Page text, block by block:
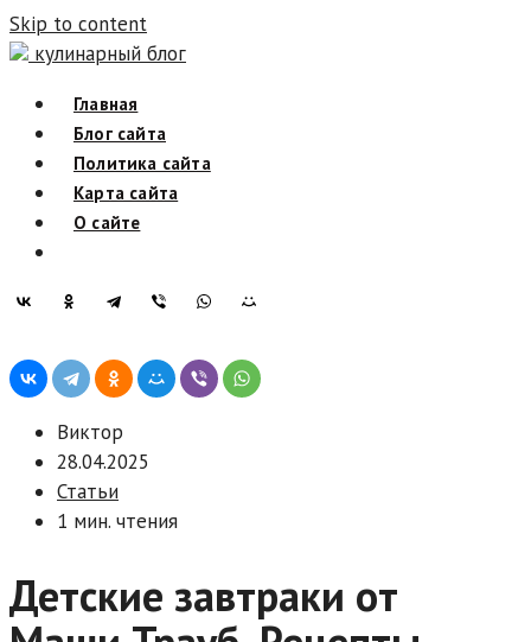
Skip to content
кулинарный блог
Главная
Блог сайта
Политика сайта
Карта сайта
О сайте
Виктор
28.04.2025
Статьи
1 мин. чтения
Детские завтраки от